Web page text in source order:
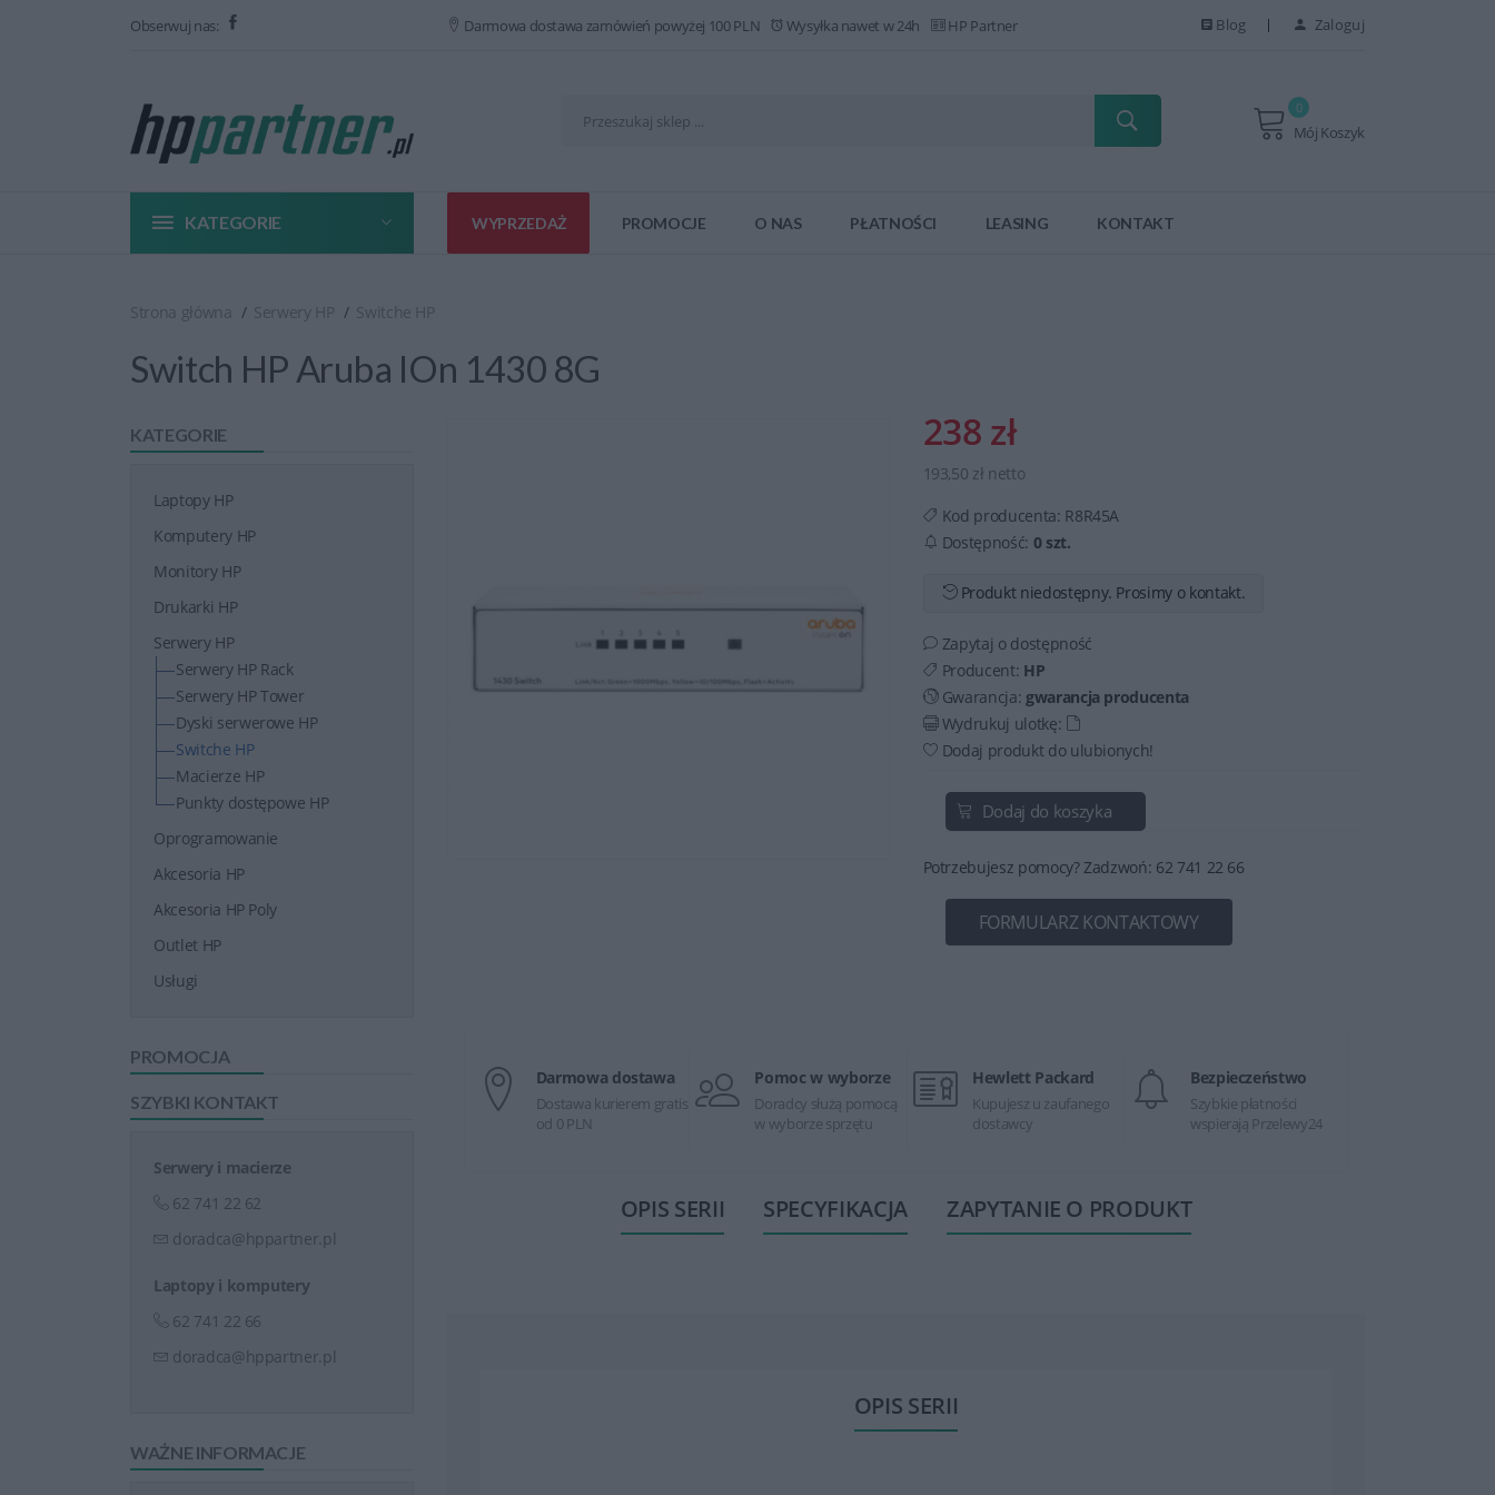
Obserwuj nas: Darmowa dostawa zamówień powyżej 100 PLN Wysyłka nawet w 24h HP Partner Blog Zaloguj
Mój Koszyk
0
KATEGORIE WYPRZEDAŻ PROMOCJE O NAS PŁATNOŚCI LEASING KONTAKT
Strona główna Serwery HP Switche HP
Switch HP Aruba IOn 1430 8G
KATEGORIE
Laptopy HP
Komputery HP
Monitory HP
Drukarki HP
Serwery HP
Serwery HP Rack
Serwery HP Tower
Dyski serwerowe HP
Switche HP
Macierze HP
Punkty dostępowe HP
Oprogramowanie
Akcesoria HP
Akcesoria HP Poly
Outlet HP
Usługi
PROMOCJA
SZYBKI KONTAKT
Serwery i macierze
62 741 22 62
doradca@hppartner.pl
Laptopy i komputery
62 741 22 66
doradca@hppartner.pl
WAŻNE INFORMACJE
238 zł
193,50 zł netto
Kod producenta: R8R45A
Dostępność: 0 szt.
Produkt niedostępny. Prosimy o kontakt.
Zapytaj o dostępność
Producent: HP
Gwarancja: gwarancja producenta
Wydrukuj ulotkę:
Dodaj produkt do ulubionych!
Dodaj do koszyka
Potrzebujesz pomocy? Zadzwoń: 62 741 22 66
FORMULARZ KONTAKTOWY
Darmowa dostawa
Dostawa kurierem gratis
od 0 PLN
Pomoc w wyborze
Doradcy służą pomocą
w wyborze sprzętu
Hewlett Packard
Kupujesz u zaufanego
dostawcy
Bezpieczeństwo
Szybkie płatności
wspierają Przelewy24
OPIS SERII SPECYFIKACJA ZAPYTANIE O PRODUKT
OPIS SERII